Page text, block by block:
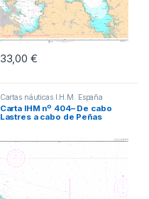
33,00 €
Cartas náuticas I.H.M. España
Carta IHM nº 404– De cabo
Lastres a cabo de Peñas